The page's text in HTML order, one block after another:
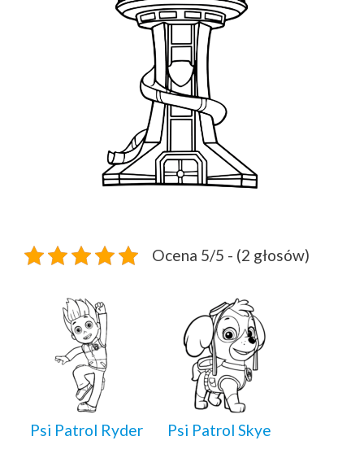
Ocena 5/5 - (2 głosów)
Psi Patrol Ryder Psi Patrol Skye